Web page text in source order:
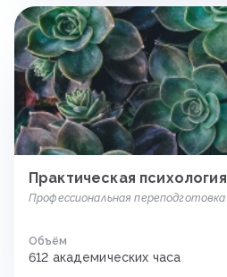
Практическая психология
Профессиональная переподготовка
Объём
612 академических часа